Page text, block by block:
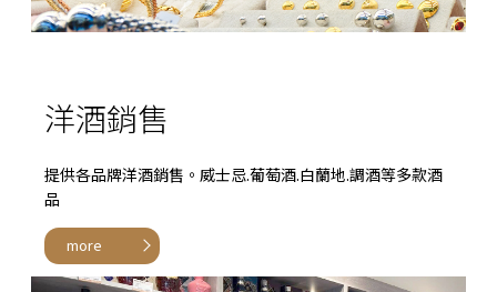
洋酒銷售
提供各品牌洋酒銷售。威士忌.葡萄酒.白蘭地.調酒等多款酒
品
more